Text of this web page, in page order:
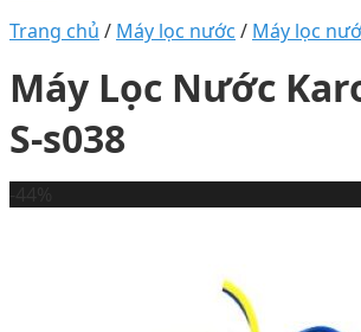
Trang chủ / Máy lọc nước / Máy lọc
Máy Lọc Nước
S-s038